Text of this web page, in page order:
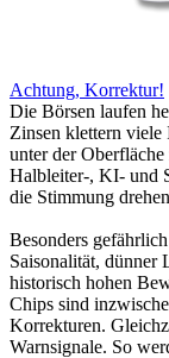
Achtung, Korrektur!
Die Börsen laufen
Zinsen klettern
unter der
Halbleiter-, KI- und
die Stimmung
Besonders
Saisonalität, dünner
historisch hohen
Chips sind
Korrekturen.
Warnsignale. So